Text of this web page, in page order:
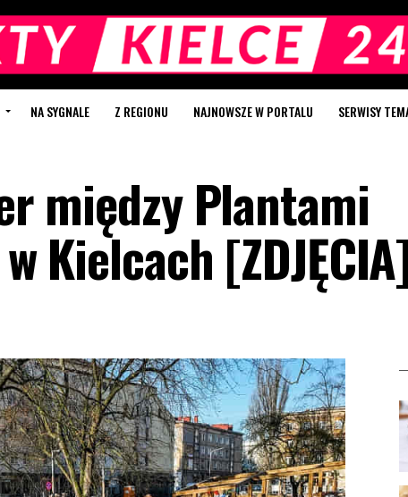
NA SYGNALE Z REGIONU NAJNOWSZE W PORTALU SERWISY
między Plantami
Kielcach [ZDJĘCIA]